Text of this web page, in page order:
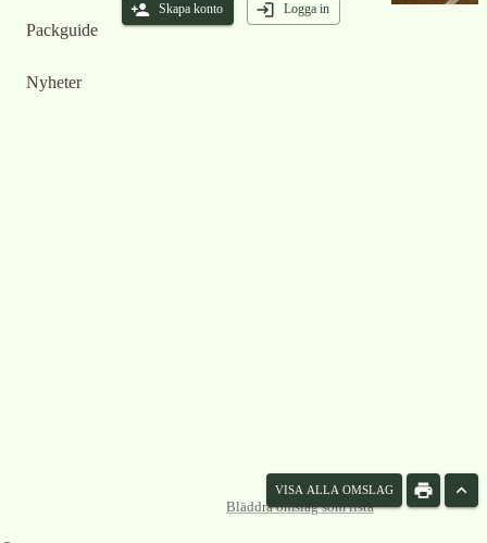
Packguide
Nyheter
Skapa konto Logga in
VISA ALLA OMSLAG
Bläddra omslag som lista